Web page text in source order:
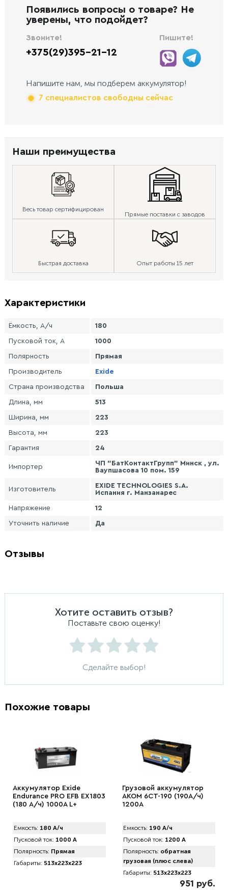
Появились вопросы о товаре? Не
уверены, что подойдет?
Звоните!
+375(29)395-21-12
Пишите!
Напишите нам, мы подберем аккумулятор!
7 специалистов свободны сейчас
Наши преимущества
Весь товар сертифицирован
Прямые поставки с заводов
Быстрая доставка Опыт работы 15 лет
Характеристики
Ёмкость, А/ч 180
Пусковой ток, А 1000
Полярность Прямая
Производитель Exide
Страна производства Польша
Длина, мм 513
Ширина, мм 223
Высота, мм 223
Гарантия 24
Импортер
ЧП "БатКонтактГрупп" Минск , ул.
Ваупшасова 10 пом. 159
Изготовитель
EXIDE TECHNOLOGIES S.A.
Испания г. Манзанарес
Напряжение 12
Уточнить наличие Да
Отзывы
Хотите оставить отзыв?
Поставьте свою оценку!
Сделайте выбор!
Похожие товары
Аккумулятор Exide
Endurance PRO EFB EX1803
(180 А/ч) 1000А L+
Емкость: 180 А/ч
Пусковой ток: 1000 А
Полярность: Прямая
Габариты: 513x223x223
Грузовой аккумулятор
AKOM 6CT-190 (190А/ч)
1200А
Емкость: 190 А/ч
Пусковой ток: 1200 А
Полярность: обратная
грузовая (плюс слева)
Габариты: 513x223x223
951 руб.